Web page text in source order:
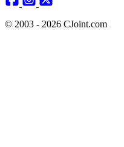
© 2003 - 2026 CJoint.com